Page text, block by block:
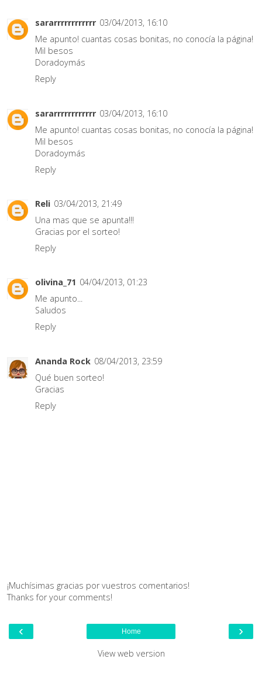
sararrrrrrrrrrrr 03/04/2013, 16:10
Me apunto! cuantas cosas bonitas, no conocía la página!
Mil besos
Doradoymás
Reply
sararrrrrrrrrrrr 03/04/2013, 16:10
Me apunto! cuantas cosas bonitas, no conocía la página!
Mil besos
Doradoymás
Reply
Reli 03/04/2013, 21:49
Una mas que se apunta!!!
Gracias por el sorteo!
Reply
olivina_71 04/04/2013, 01:23
Me apunto...
Saludos
Reply
Ananda Rock 08/04/2013, 23:59
Qué buen sorteo!
Gracias
Reply
¡Muchísimas gracias por vuestros comentarios!
Thanks for your comments!
‹ ›
Home
View web version